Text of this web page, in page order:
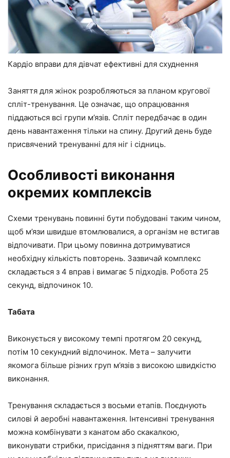
Кардіо вправи для дівчат ефективні для схуднення
Заняття для жінок розробляються за планом кругової
спліт-тренування. Це означає, що опрацювання
піддаються всі групи м’язів. Спліт передбачає в один
день навантаження тільки на спину. Другий день буде
присвячений тренуванні для ніг і сідниць.
Особливості виконання
окремих комплексів
Схеми тренувань повинні бути побудовані таким чином,
щоб м’язи швидше втомлювалися, а організм не встигав
відпочивати. При цьому повинна дотримуватися
необхідну кількість повторень. Зазвичай комплекс
складається з 4 вправ і вимагає 5 підходів. Робота 25
секунд, відпочинок 10.
Табата
Виконується у високому темпі протягом 20 секунд,
потім 10 секундний відпочинок. Мета – залучити
якомога більше різних груп м’язів з високою швидкістю
виконання.
Тренування складається з восьми етапів. Поєднують
силові й аеробні навантаження. Інтенсивні тренування
можна комбінувати з канатом або скакалкою,
виконувати стрибки, присідання з підняттям ваги. При